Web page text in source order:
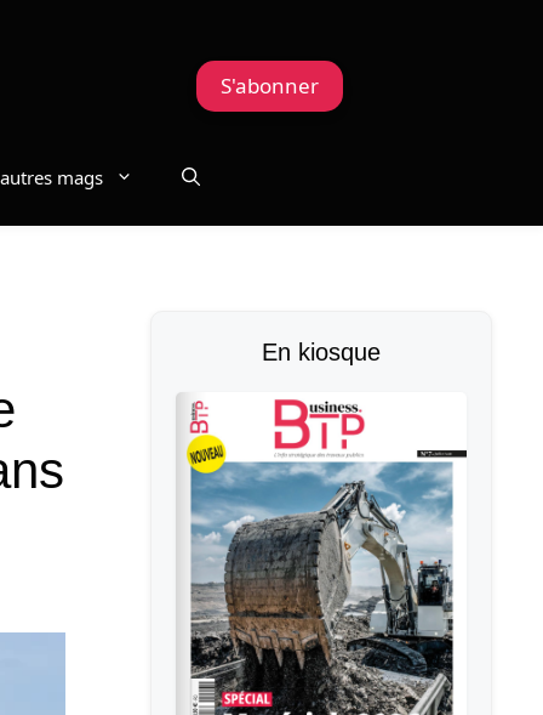
mags
S'abonner
En kiosque